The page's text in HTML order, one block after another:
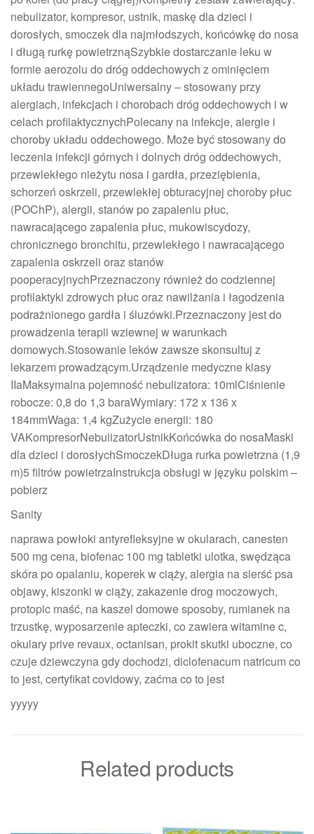
nebulizator, kompresor, ustnik, maskę dla dzieci i
dorosłych, smoczek dla najmłodszych, końcówkę do nosa
i długą rurkę powietrznąSzybkie dostarczanie leku w
formie aerozolu do dróg oddechowych z ominięciem
układu trawiennegoUniwersalny – stosowany przy
alergiach, infekcjach i chorobach dróg oddechowych i w
celach profilaktycznychPolecany na infekcje, alergie i
choroby układu oddechowego. Może być stosowany do
leczenia infekcji górnych i dolnych dróg oddechowych,
przewlekłego nieżytu nosa i gardła, przeziębienia,
schorzeń oskrzeli, przewlekłej obturacyjnej choroby płuc
(POChP), alergii, stanów po zapaleniu płuc,
nawracającego zapalenia płuc, mukowiscydozy,
chronicznego bronchitu, przewlekłego i nawracającego
zapalenia oskrzeli oraz stanów
pooperacyjnychPrzeznaczony również do codziennej
profilaktyki zdrowych płuc oraz nawilżania i łagodzenia
podrażnionego gardła i śluzówki.Przeznaczony jest do
prowadzenia terapii wziewnej w warunkach
domowych.Stosowanie leków zawsze skonsultuj z
lekarzem prowadzącym.Urządzenie medyczne klasy
IIaMaksymalna pojemność nebulizatora: 10mlCiśnienie
robocze: 0,8 do 1,3 baraWymiary: 172 x 136 x
184mmWaga: 1,4 kgZużycie energii: 180
VAKompresorNebulizatorUstnikKońcówka do nosaMaski
dla dzieci i dorosłychSmoczekDługa rurka powietrzna (1,9
m)5 filtrów powietrzaInstrukcja obsługi w języku polskim –
pobierz
Sanity
naprawa powłoki antyrefleksyjne w okularach, canesten
500 mg cena, biofenac 100 mg tabletki ulotka, swędząca
skóra po opalaniu, koperek w ciąży, alergia na sierść psa
objawy, kiszonki w ciąży, zakazenie drog moczowych,
protopic maść, na kaszel domowe sposoby, rumianek na
trzustkę, wyposarzenie apteczki, co zawiera witamine c,
okulary prive revaux, octanisan, prokit skutki uboczne, co
czuje dziewczyna gdy dochodzi, diclofenacum natricum co
to jest, certyfikat covidowy, zaćma co to jest
yyyyy
Related products